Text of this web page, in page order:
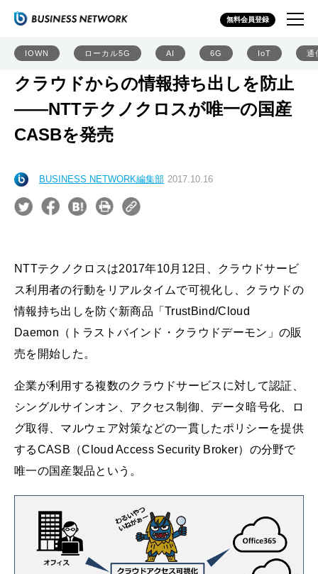
無料会員登録
IOWN ローカル5G AI 6G IoT 通
クラウドからの情報持ち出しを防止
――NTTテクノクロスが唯一の国産
CASBを発売
BUSINESS NETWORK編集部 2017.10.16
NTTテクノクロスは2017年10月12日、クラウドサービ
ス利用者の行動をリアルタイムで可視化し、クラウドの
情報持ち出しを防ぐ新商品「TrustBind/Cloud
Daemon（トラストバインド・クラウドデーモン」の販
売を開始した。
企業が利用する複数のクラウドサービスに対して認証、
シングルサインオン、アクセス制御、データ暗号化、ロ
グ取得、マルウェア対策などの一貫したポリシーを提供
するCASB（Cloud Access Security Broker）の分野で
唯一の国産製品という。